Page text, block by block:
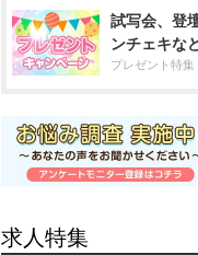
試写会、登
ンチェキな
プレゼント特集
求人特集